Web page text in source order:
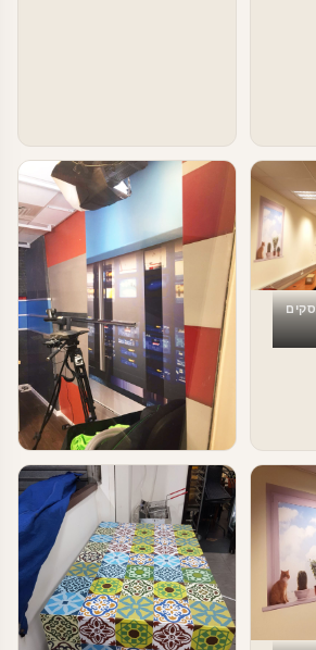
טפטים ומדבקות קיר בעסקים
עיצוב משרד